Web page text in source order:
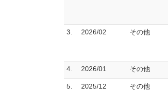
3. 2026/02 その他
4. 2026/01 その他
5. 2025/12 その他